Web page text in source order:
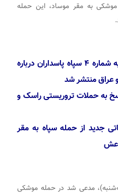
به مقر موساد، این حمله
انتقام سخت ایران؛اطلاعیه شماره ۴ سپاه پاسداران درباره
عراق منتشر شد
به حملات تروریستی راسک و
جدید از حمله سپاه به مقر
مدعی شد در حمله موشکی